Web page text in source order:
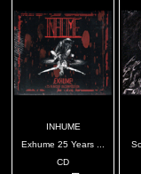
INHUME
Exhume 25 Years ...
CD